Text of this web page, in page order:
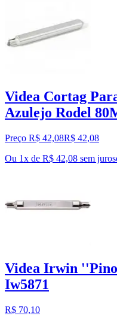
Videa Cortag
Azulejo Rodel
Preço R$ 42,08R$ 42,08
Ou 1x de R$ 42,08 sem juros
Videa Irwin
Iw5871
R$ 70,10